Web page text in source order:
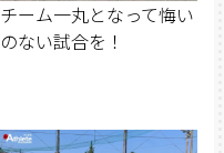
チーム一丸となって悔い
のない試合を！